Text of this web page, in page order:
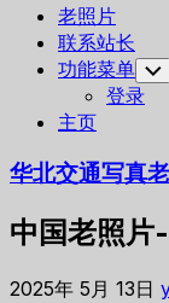
老照片
联系站长
功能菜单
登录
主页
华北交通写真
中国老照片
2025年 5月 13日